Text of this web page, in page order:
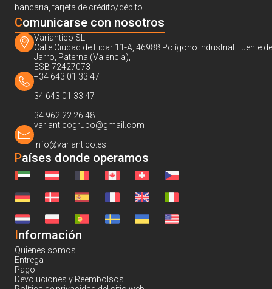
bancaria, tarjeta de crédito/débito.
Comunicarse con nosotros
Variantico SL
Calle Ciudad de Eibar 11-A, 46988 Polígono Industrial Fuente
Jarro, Paterna (Valencia),
ESB 72427073
+34 643 01 33 47
34 643 01 33 47
34 962 22 26 48
varianticogrupo@gmail.com
info@variantico.es
Países donde operamos
Información
Quienes somos
Entrega
Pago
Devoluciones y Reembolsos